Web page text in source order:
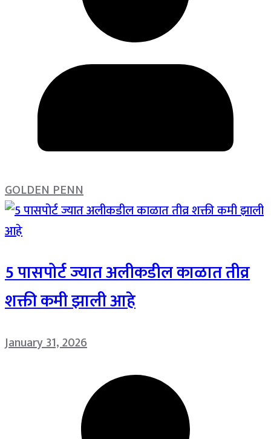
GOLDEN PENN
5 पासपोर्ट ज्यात अलीकडील काळात तीव्र
शक्ती कमी झाली आहे
January 31, 2026